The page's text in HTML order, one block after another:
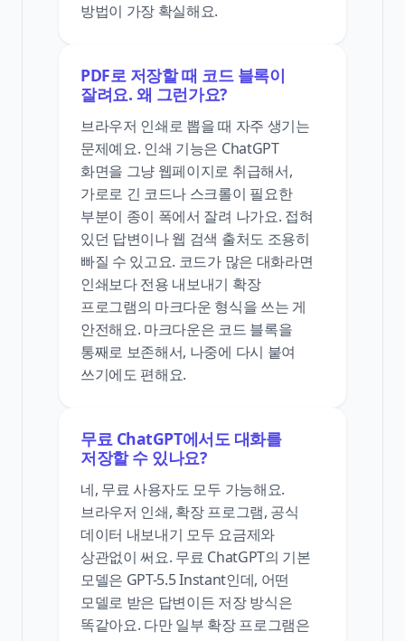
방법이 가장 확실해요.
PDF로 저장할 때 코드 블록이
잘려요. 왜 그런가요?
브라우저 인쇄로 뽑을 때 자주 생기는
문제예요. 인쇄 기능은 ChatGPT
화면을 그냥 웹페이지로 취급해서,
가로로 긴 코드나 스크롤이 필요한
부분이 종이 폭에서 잘려 나가요. 접혀
있던 답변이나 웹 검색 출처도 조용히
빠질 수 있고요. 코드가 많은 대화라면
인쇄보다 전용 내보내기 확장
프로그램의 마크다운 형식을 쓰는 게
안전해요. 마크다운은 코드 블록을
통째로 보존해서, 나중에 다시 붙여
쓰기에도 편해요.
무료 ChatGPT에서도 대화를
저장할 수 있나요?
네, 무료 사용자도 모두 가능해요.
브라우저 인쇄, 확장 프로그램, 공식
데이터 내보내기 모두 요금제와
상관없이 써요. 무료 ChatGPT의 기본
모델은 GPT-5.5 Instant인데, 어떤
모델로 받은 답변이든 저장 방식은
똑같아요. 다만 일부 확장 프로그램은